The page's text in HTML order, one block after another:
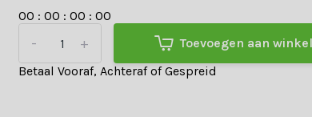
00 :00 :00 :00
+
-
Toevoegen aan
Betaal Vooraf, Achteraf of Gespreid